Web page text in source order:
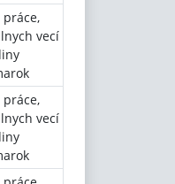
práce,
vecí
práce,
vecí